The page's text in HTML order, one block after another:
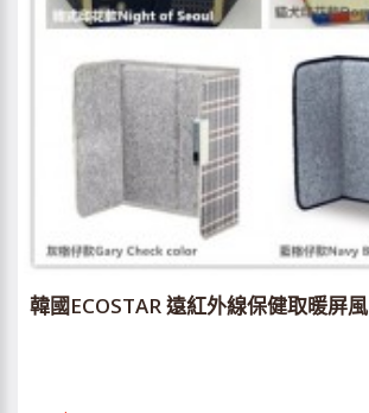
韓國ECOSTAR 遠紅外線保健取暖屏風